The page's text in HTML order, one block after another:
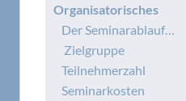
Organisatorisches
Der Seminarablauf…
Zielgruppe
Teilnehmerzahl
Seminarkosten